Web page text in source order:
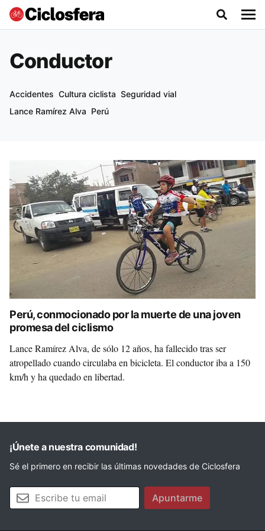
Conductor
Accidentes Cultura ciclista Seguridad vial
Lance Ramírez Alva Perú
Perú, conmocionado por la muerte de una joven
promesa del ciclismo
Lance Ramírez Alva, de sólo 12 años, ha fallecido tras ser
atropellado cuando circulaba en bicicleta. El conductor iba a 150
km/h y ha quedado en libertad.
¡Únete a nuestra comunidad!
Sé el primero en recibir las últimas novedades de Ciclosfera
Tu email Apuntarme